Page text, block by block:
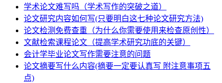
学术论文难写吗（学术写作的突破之道）
论文研究内容如何写(只要明白这七种论文研究方法)
论文检测免费查重（为什么你需要使用来检查原创性）
文献检索课程论文（提高学术研究功底的关键）
会计学毕业论文写作需要注意的问题
论文摘要写什么内容(摘要一定要认真写 附注意事项五
点)